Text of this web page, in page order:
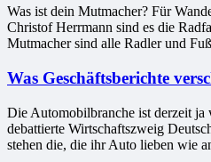
Was ist dein Mutmacher? Für
Christof Herrmann sind es die
Mutmacher sind alle Radler und
Was Geschäftsberichte
Die Automobilbranche ist derzeit ja
debattierte Wirtschaftszweig
stehen die, die ihr Auto lieben wie